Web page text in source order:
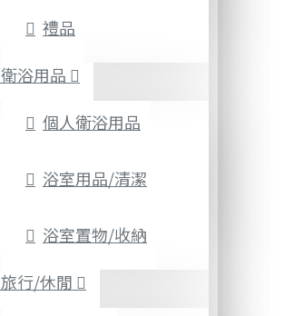
禮品
衛浴用品
個人衛浴用品
浴室用品/清潔
浴室置物/收納
旅行/休閒